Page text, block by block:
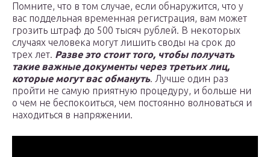
Помните, что в том случае, если обнаружится, что у
вас поддельная временная регистрация, вам может
грозить штраф до 500 тысяч рублей. В некоторых
случаях человека могут лишить своды на срок до
трех лет. Разве это стоит того, чтобы получать
такие важные документы через третьих лиц,
которые могут вас обмануть. Лучше один раз
пройти не самую приятную процедуру, и больше ни
о чем не беспокоиться, чем постоянно волноваться и
находиться в напряжении.